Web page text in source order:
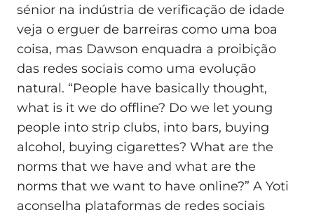
sénior na indústria de verificação de idade
veja o erguer de barreiras como uma boa
coisa, mas Dawson enquadra a proibição
das redes sociais como uma evolução
natural. “People have basically thought,
what is it we do offline? Do we let young
people into strip clubs, into bars, buying
alcohol, buying cigarettes? What are the
norms that we have and what are the
norms that we want to have online?” A Yoti
aconselha plataformas de redes sociais